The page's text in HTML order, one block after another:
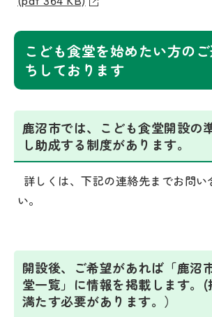
こども食堂を始めたい方の
ちしております
鹿沼市では、こども食堂開設の
し助成する制度があります。
詳しくは、下記の連絡先までお問い
い。
開設後、ご希望があれば「鹿沼
堂一覧」に情報を掲載します。(
満たす必要があります。）